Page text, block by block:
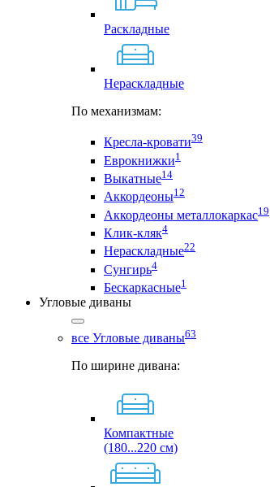
Раскладные
Нераскладные
По механизмам:
Кресла-кровати39
Еврокнижки1
Выкатные14
Аккордеоны12
Аккордеоны металлокаркас19
Клик-кляк4
Нераскладные22
Сунгирь4
Бескаркасные1
Угловые диваны
все Угловые диваны63
По ширине дивана:
Компактные
(180...220 см)